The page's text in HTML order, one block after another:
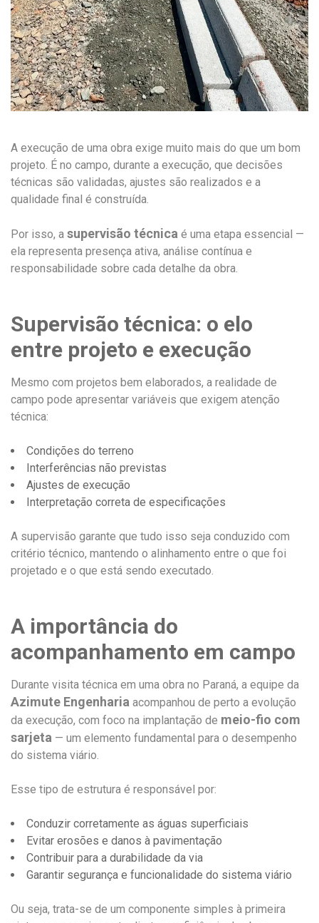
A execução de uma obra exige muito mais do que um bom
projeto. É no campo, durante a execução, que decisões
técnicas são validadas, ajustes são realizados e a
qualidade final é construída.
Por isso, a supervisão técnica é uma etapa essencial —
ela representa presença ativa, análise contínua e
responsabilidade sobre cada detalhe da obra.
Supervisão técnica: o elo
entre projeto e execução
Mesmo com projetos bem elaborados, a realidade de
campo pode apresentar variáveis que exigem atenção
técnica:
Condições do terreno
Interferências não previstas
Ajustes de execução
Interpretação correta de especificações
A supervisão garante que tudo isso seja conduzido com
critério técnico, mantendo o alinhamento entre o que foi
projetado e o que está sendo executado.
A importância do
acompanhamento em campo
Durante visita técnica em uma obra no Paraná, a equipe da
Azimute Engenharia acompanhou de perto a evolução
da execução, com foco na implantação de meio-fio com
sarjeta — um elemento fundamental para o desempenho
do sistema viário.
Esse tipo de estrutura é responsável por:
Conduzir corretamente as águas superficiais
Evitar erosões e danos à pavimentação
Contribuir para a durabilidade da via
Garantir segurança e funcionalidade do sistema viário
Ou seja, trata-se de um componente simples à primeira